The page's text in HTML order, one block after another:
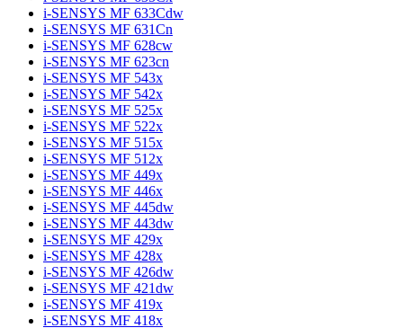
i-SENSYS MF 633Cdw
i-SENSYS MF 631Cn
i-SENSYS MF 628cw
i-SENSYS MF 623cn
i-SENSYS MF 543x
i-SENSYS MF 542x
i-SENSYS MF 525x
i-SENSYS MF 522x
i-SENSYS MF 515x
i-SENSYS MF 512x
i-SENSYS MF 449x
i-SENSYS MF 446x
i-SENSYS MF 445dw
i-SENSYS MF 443dw
i-SENSYS MF 429x
i-SENSYS MF 428x
i-SENSYS MF 426dw
i-SENSYS MF 421dw
i-SENSYS MF 419x
i-SENSYS MF 418x